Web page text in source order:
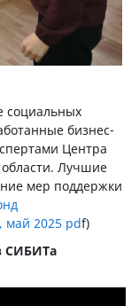
социальных
бизнес-
Центра
Лучшие
мер поддержки
2025 pdf)
СИБИТа